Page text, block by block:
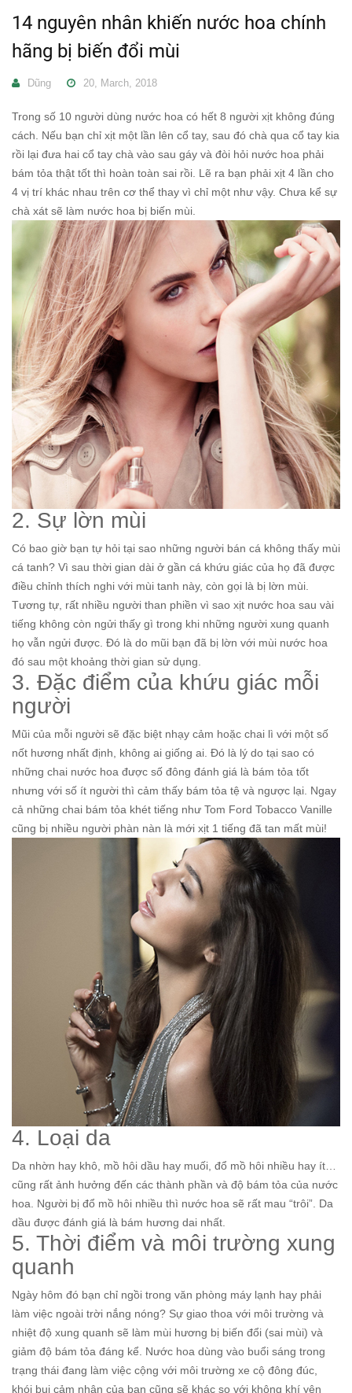
14 nguyên nhân khiến nước hoa chính
hãng bị biến đổi mùi
Dũng 20, March, 2018
Trong số 10 người dùng nước hoa có hết 8 người xịt không đúng
cách. Nếu bạn chỉ xịt một lần lên cổ tay, sau đó chà qua cổ tay kia
rồi lại đưa hai cổ tay chà vào sau gáy và đòi hỏi nước hoa phải
bám tỏa thật tốt thì hoàn toàn sai rồi. Lẽ ra bạn phải xịt 4 lần cho
4 vị trí khác nhau trên cơ thể thay vì chỉ một như vậy. Chưa kể sự
chà xát sẽ làm nước hoa bị biến mùi.
2. Sự lờn mùi
Có bao giờ bạn tự hỏi tại sao những người bán cá không thấy mùi
cá tanh? Vì sau thời gian dài ở gần cá khứu giác của họ đã được
điều chỉnh thích nghi với mùi tanh này, còn gọi là bị lờn mùi.
Tương tự, rất nhiều người than phiền vì sao xịt nước hoa sau vài
tiếng không còn ngửi thấy gì trong khi những người xung quanh
họ vẫn ngửi được. Đó là do mũi bạn đã bị lờn với mùi nước hoa
đó sau một khoảng thời gian sử dụng.
3. Đặc điểm của khứu giác mỗi
người
Mũi của mỗi người sẽ đặc biệt nhạy cảm hoặc chai lì với một số
nốt hương nhất định, không ai giống ai. Đó là lý do tại sao có
những chai nước hoa được số đông đánh giá là bám tỏa tốt
nhưng với số ít người thì cảm thấy bám tỏa tệ và ngược lại. Ngay
cả những chai bám tỏa khét tiếng như Tom Ford Tobacco Vanille
cũng bị nhiều người phàn nàn là mới xịt 1 tiếng đã tan mất mùi!
4. Loại da
Da nhờn hay khô, mồ hôi dầu hay muối, đổ mồ hôi nhiều hay ít…
cũng rất ảnh hưởng đến các thành phần và độ bám tỏa của nước
hoa. Người bị đổ mồ hôi nhiều thì nước hoa sẽ rất mau “trôi”. Da
dầu được đánh giá là bám hương dai nhất.
5. Thời điểm và môi trường xung
quanh
Ngày hôm đó bạn chỉ ngồi trong văn phòng máy lạnh hay phải
làm việc ngoài trời nắng nóng? Sự giao thoa với môi trường và
nhiệt độ xung quanh sẽ làm mùi hương bị biến đổi (sai mùi) và
giảm độ bám tỏa đáng kể. Nước hoa dùng vào buổi sáng trong
trạng thái đang làm việc cộng với môi trường xe cộ đông đúc,
khói bụi cảm nhận của bạn cũng sẽ khác so với không khí yên